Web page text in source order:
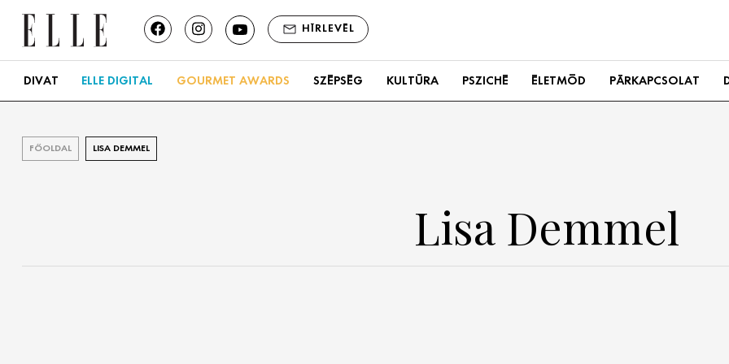
HÍRLEVÉL
DIVAT ELLE DIGITAL GOURMET AWARDS SZÉPSÉG KULTÚRA PSZICHÉ ÉLETMÓD PÁRKAPCSOLAT
FŐOLDAL LISA DEMMEL
Lisa Demmel